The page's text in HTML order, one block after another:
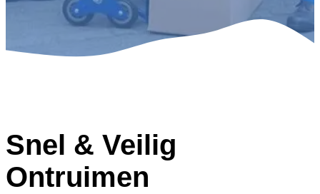
Snel & Veilig
Ontruimen